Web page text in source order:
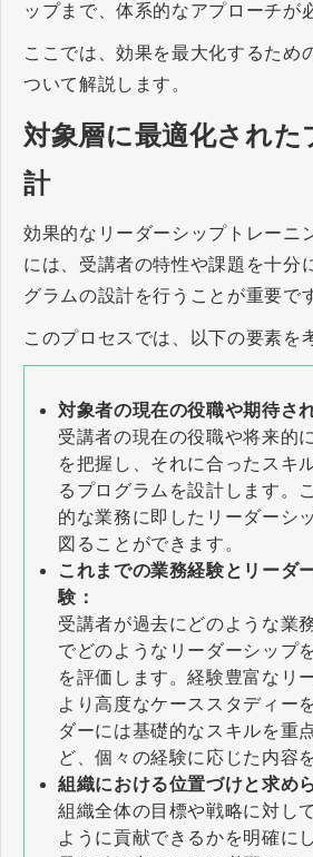
ップまで、体系的なアプローチが
ここでは、効果を最大化するため
ついて解説します。
対象層に最適化され
計
効果的なリーダーシップトレーニ
には、受講者の特性や課題を十分
グラムの設計を行うことが重要で
このプロセスでは、以下の要素を
対象者の現在の役職や期待さ
受講者の現在の役職や将来的
を把握し、それに合ったスキ
るプログラムを設計します。
的な業務に即したリーダーシ
図ることができます。
これまでの業務経験とリーダ
験：
受講者が過去にどのような業
でどのようなリーダーシップ
を評価します。経験豊富なリ
より高度なケーススタディー
ダーには基礎的なスキルを重
ど、個々の経験に応じた内容
組織における位置づけと求め
組織全体の目標や戦略に対し
ように貢献できるかを明確に